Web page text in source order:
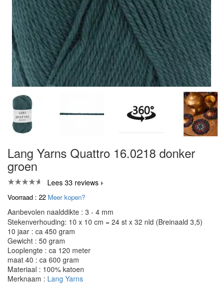
Lang Yarns Quattro 16.0218 donker
groen
Lees 33 reviews
Voorraad : 22 Meer kopen?
Aanbevolen naalddikte : 3 - 4 mm
Stekenverhouding: 10 x 10 cm = 24 st x 32 nld (Breinaald 3,5)
10 jaar : ca 450 gram
Gewicht : 50 gram
Looplengte : ca 120 meter
maat 40 : ca 600 gram
Materiaal : 100% katoen
Merknaam : Lang Yarns